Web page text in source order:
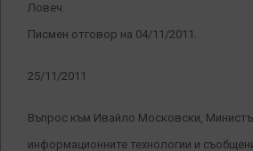
Ловеч.
Писмен отговор на 04/11/2011.
25/11/2011
Въпрос към Ивайло Московски,
информационните технологии и